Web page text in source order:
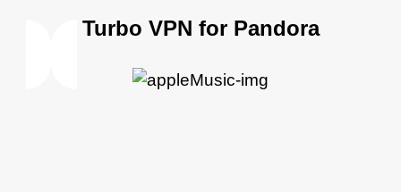
Turbo VPN for Pandora